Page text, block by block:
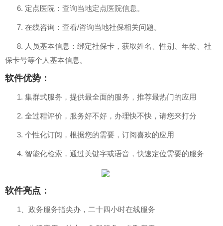
6. 定点医院：查询当地定点医院信息。
7. 在线咨询：查看/咨询当地社保相关问题。
8. 人员基本信息：绑定社保卡，获取姓名、性别、年龄、社
保卡号等个人基本信息。
软件优势：
1. 集群式服务，提供最全面的服务，推荐最热门的应用
2. 全过程评价，服务好不好，办理快不快，请您来打分
3. 个性化订阅，根据您的需要，订阅喜欢的应用
4. 智能化检索，通过关键字或语音，快速定位需要的服务
软件亮点：
1、政务服务指尖办，二十四小时在线服务